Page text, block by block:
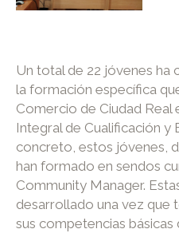
Un total de 22 jóvenes ha
la formación específica
Comercio de Ciudad Real
Integral de Cualificación y
concreto, estos jóvenes,
han formado en sendos
Community Manager.
desarrollado una vez que
sus competencias básicas